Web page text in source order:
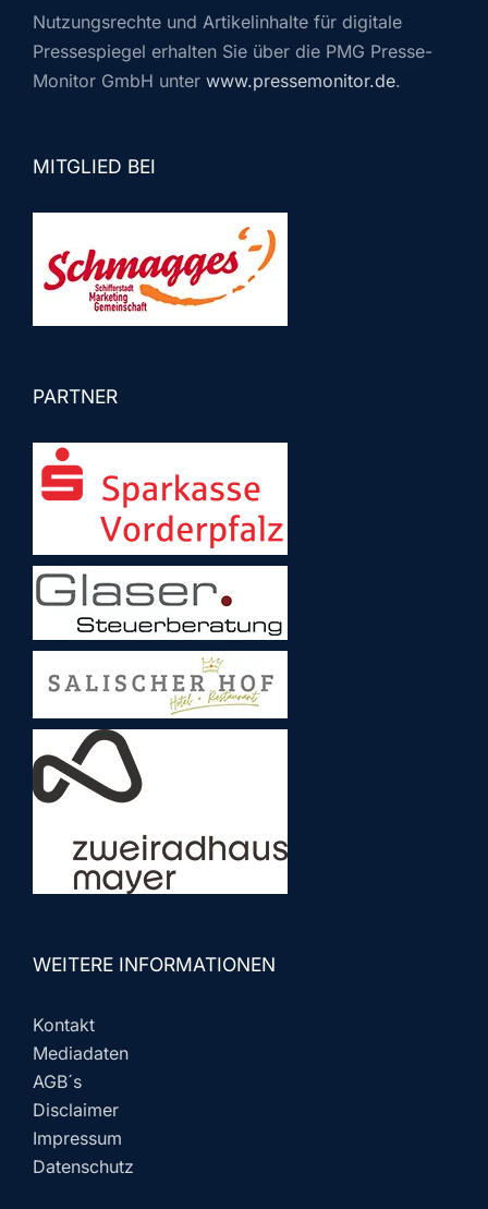
Nutzungsrechte und Artikelinhalte für digitale
Pressespiegel erhalten Sie über die PMG Presse-
Monitor GmbH unter www.pressemonitor.de.
MITGLIED BEI
PARTNER
WEITERE INFORMATIONEN
Kontakt
Mediadaten
AGB´s
Disclaimer
Impressum
Datenschutz